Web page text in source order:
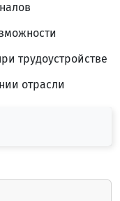
трудоустройстве
отрасли